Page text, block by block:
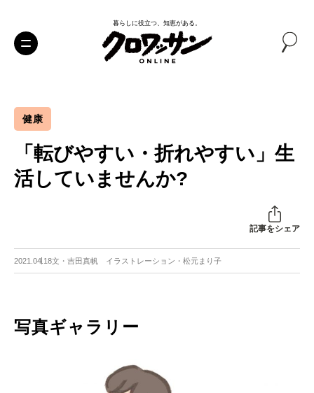
暮らしに役立つ、知恵がある。
健康
「転びやすい・折れやすい」生
活していませんか?
記事をシェア
2021.04.18文・吉田真帆 イラストレーション・松元まり子
写真ギャラリー